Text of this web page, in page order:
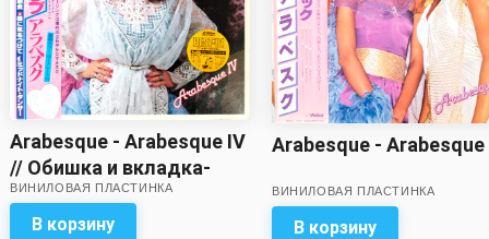
Arabesque - Arabesque IV
// Обишка и вкладка-
постер с разворотом – в
комплекте!
ВИНИЛОВАЯ ПЛАСТИНКА
В корзину
Arabesque - Arabesque
ВИНИЛОВАЯ ПЛАСТИНКА
В корзину